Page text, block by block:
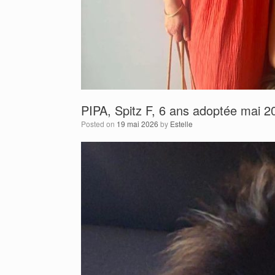
PIPA, Spitz F, 6 ans adoptée mai
Posted on 19 mai 2026 by Estelle